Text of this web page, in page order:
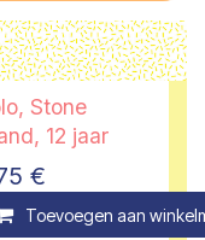
Compare
Stone
12 jaar
€
Toevoegen aan